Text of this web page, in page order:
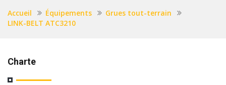
Accueil Équipements
Grues tout-terrain
LINK-BELT ATC3210
Charte